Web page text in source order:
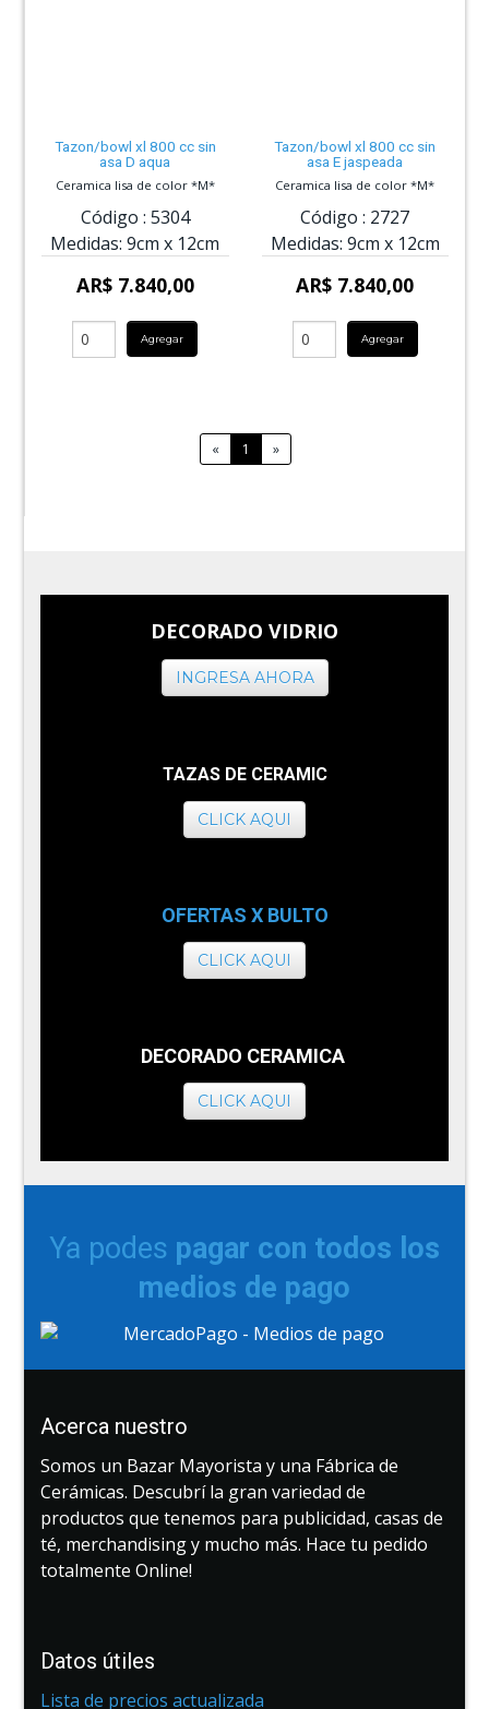
Tazon/bowl xl 800 cc sin
asa D aqua
Ceramica lisa de color *M*
Código : 5304
Medidas: 9cm x 12cm
AR$ 7.840,00
Agregar
Tazon/bowl xl 800 cc sin
asa E jaspeada
Ceramica lisa de color *M*
Código : 2727
Medidas: 9cm x 12cm
AR$ 7.840,00
Agregar
« 1 »
DECORADO VIDRIO
INGRESA AHORA
TAZAS DE CERAMIC
CLICK AQUI
OFERTAS X BULTO
CLICK AQUI
DECORADO CERAMICA
CLICK AQUI
Ya podes pagar con todos los
medios de pago
Acerca nuestro
Somos un Bazar Mayorista y una Fábrica de
Cerámicas. Descubrí la gran variedad de
productos que tenemos para publicidad, casas de
té, merchandising y mucho más. Hace tu pedido
totalmente Online!
Datos útiles
Lista de precios actualizada